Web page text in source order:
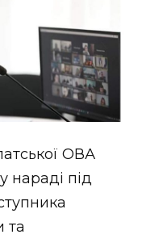
ОВА
нараді під
та